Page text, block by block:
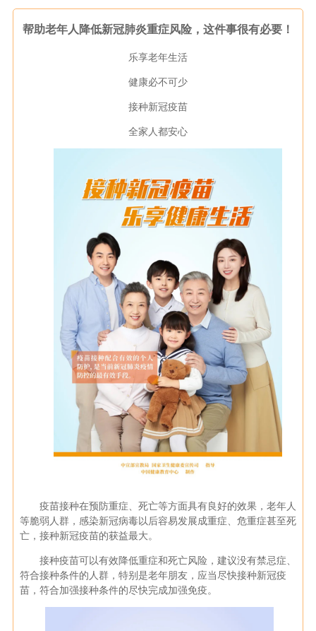
帮助老年人降低新冠肺炎重症风险，这件事很有必要！
乐享老年生活
健康必不可少
接种新冠疫苗
全家人都安心
疫苗接种在预防重症、死亡等方面具有良好的效果，老年人
等脆弱人群，感染新冠病毒以后容易发展成重症、危重症甚至死
亡，接种新冠疫苗的获益最大。
接种疫苗可以有效降低重症和死亡风险，建议没有禁忌症、
符合接种条件的人群，特别是老年朋友，应当尽快接种新冠疫
苗，符合加强接种条件的尽快完成加强免疫。